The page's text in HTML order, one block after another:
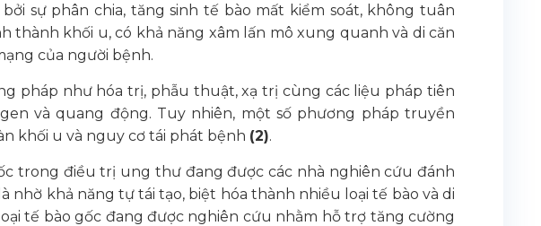
sự phân chia, tăng sinh tế bào mất kiểm soát, không tuân
thành khối u, có khả năng xâm lấn mô xung quanh và di căn
của người bệnh.
pháp như hóa trị, phẫu thuật, xạ trị cùng các liệu pháp tiên
và quang động. Tuy nhiên, một số phương pháp truyền
khối u và nguy cơ tái phát bệnh (2).
trong điều trị ung thư đang được các nhà nghiên cứu đánh
khả năng tự tái tạo, biệt hóa thành nhiều loại tế bào và di
tế bào gốc đang được nghiên cứu nhằm hỗ trợ tăng cường